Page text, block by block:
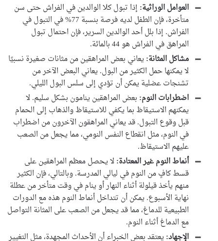
العوامل الوراثية: إذا تبول كلا الوالدين في الفراش حتى سن
متأخرة، فإن الطفل لديه فرصة بنسبة 77% في التبول في
الفراش. إذا بلل أحد الوالدين السرير، فإن احتمال تبول
المراهق في الفراش هو 44 بالمائة.
مشاكل المثانة: يعاني بعض المراهقين من مثانات صغيرة نسبيًا
لا يمكنها حمل الكثير من البول. يعاني البعض الآخر من
تشنجات عضلية يمكن أن تؤدي إلى سلس البول الليلي.
اضطرابات النوم: بعض المراهقين ينامون بشكل سليم. لا
يمكنهم الاستيقاظ بما يكفي للاستيقاظ والذهاب إلى الحمام
قبل وقوع التبول. قد يعاني المراهقون الآخرون من اضطراب
في النوم، مثل انقطاع النفس النومي، مما يجعل من الصعب
عليهم الاستيقاظ.
أنماط النوم غير المعتادة:لا يحصل معظم المراهقين على
قسط كافٍ من النوم في ليالي المدرسة. وبالتالي، فإن الكثير
منهم يأخذ قيلولة أثناء النهار أو ينام في وقت متأخر من عطلة
نهاية الأسبوع. يمكن أن تتداخل أنماط النوم هذه مع الدورات
الطبيعية للدماغ، مما قد يجعل من الصعب على المثانة التواصل
مع الدماغ أثناء النوم.
الإجهاد: يعتقد بعض الخبراء أن الأحداث المجهدة، مثل التغيير